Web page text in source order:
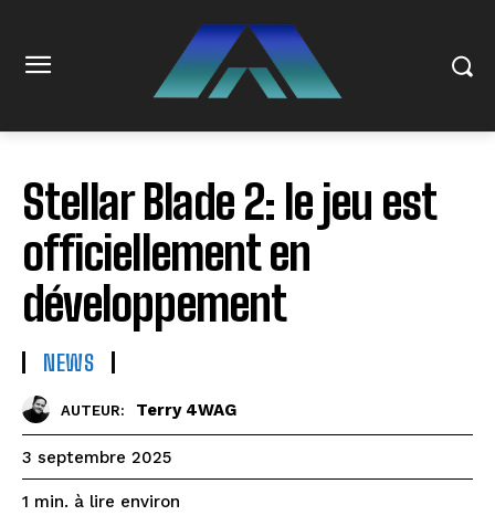
Stellar Blade 2: le jeu est
officiellement en
développement
NEWS
AUTEUR: Terry 4WAG
3 septembre 2025
1 min. à lire environ